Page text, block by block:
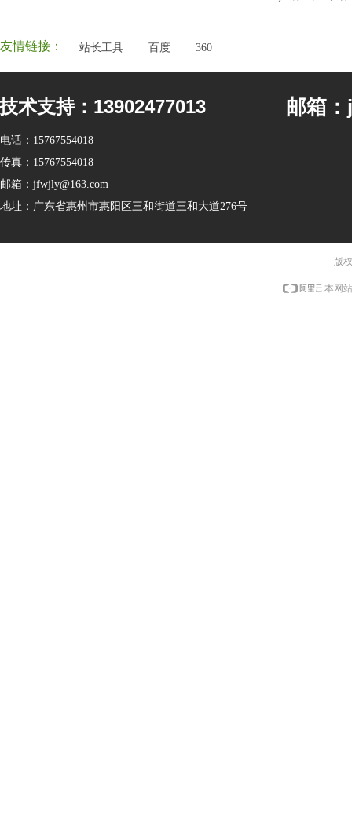
邮箱
技术支持：13902477013
电话： 15767554018
传真： 15767554018
邮箱： jfwjly@163.com
地址： 广东省惠州市惠阳区三和街道三和大道276号
友情链接： 站长工具 百度 360
版
本网